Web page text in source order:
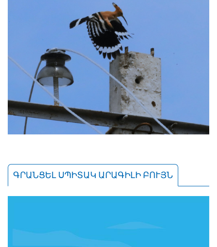
ԳՐԱՆՑԵԼ ՍՊԻՏԱԿ ԱՐԱԳԻԼԻ ԲՈՒՅՆ